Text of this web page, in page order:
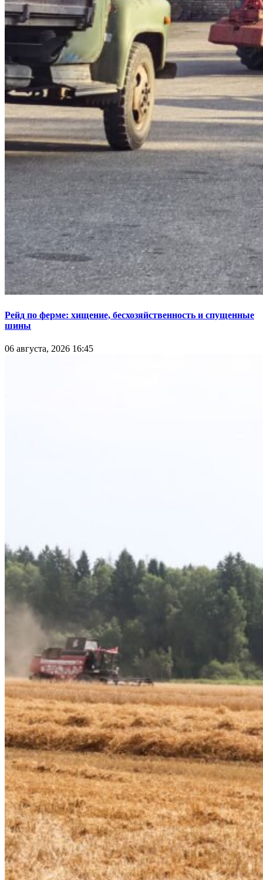
Рейд по ферме: хищение, бесхозяйственность и спущенные
шины
06 августа, 2026 16:45